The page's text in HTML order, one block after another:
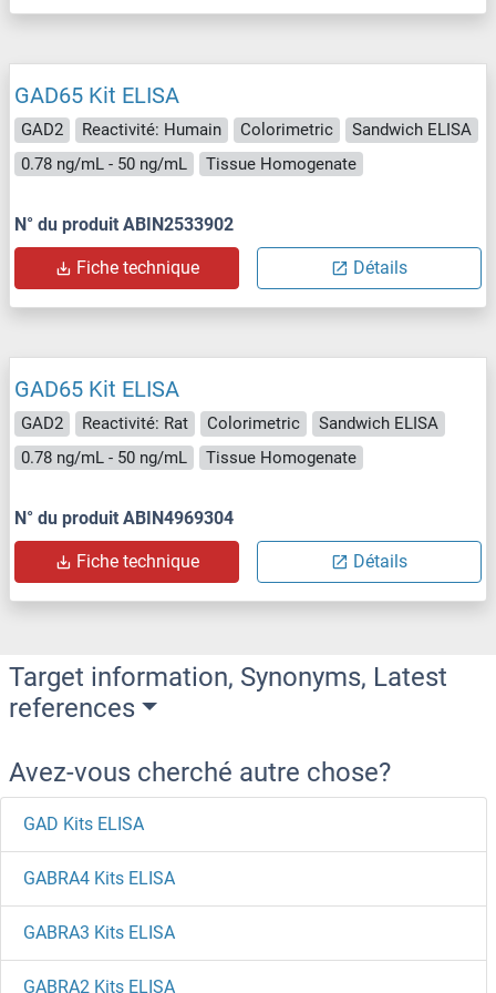
GAD65 Kit ELISA
GAD2 Reactivité: Humain Colorimetric
Sandwich ELISA
0.78 ng/mL - 50 ng/mL
Tissue Homogenate
N° du produit ABIN2533902
Fiche technique Détails
GAD65 Kit ELISA
GAD2 Reactivité: Rat Colorimetric
Sandwich ELISA
0.78 ng/mL - 50 ng/mL
Tissue Homogenate
N° du produit ABIN4969304
Fiche technique Détails
Target information, Synonyms, Latest
references
Avez-vous cherché autre chose?
GAD Kits ELISA
GABRA4 Kits ELISA
GABRA3 Kits ELISA
GABRA2 Kits ELISA